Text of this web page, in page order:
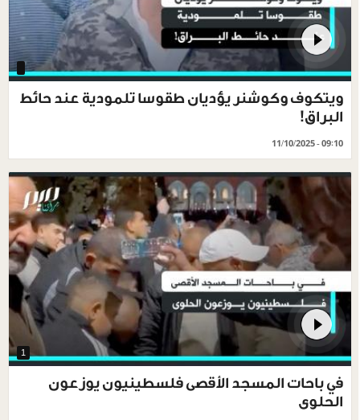
ويتكوف وكوشنر يؤديان طقوسا تلمودية عند حائط
البراق!
11/10/2025 - 09:10
1
في باحات المسجد الأقصى فلسطينيون يوزعون
الحلوى